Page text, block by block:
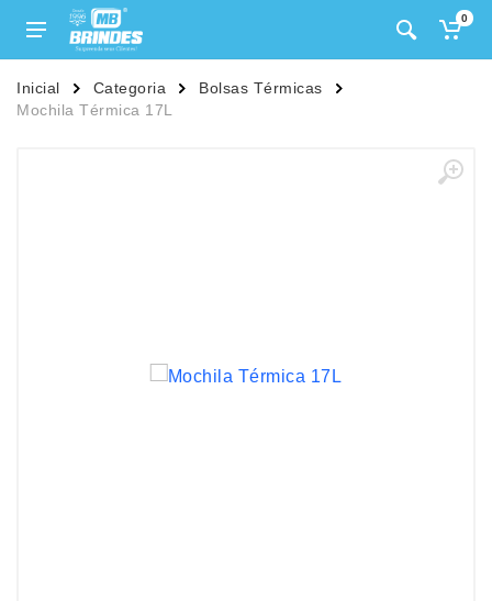
0
Inicial Categoria
Bolsas Térmicas
Mochila Térmica 17L